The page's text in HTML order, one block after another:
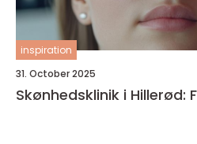
inspiration
31. October 2025
Skønhedsklinik i Hillerød: